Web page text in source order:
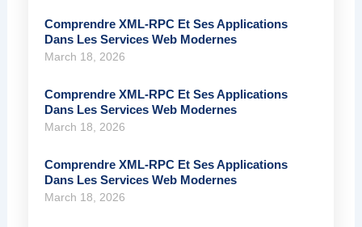
Comprendre XML-RPC Et Ses Applications
Dans Les Services Web Modernes
March 18, 2026
Comprendre XML-RPC Et Ses Applications
Dans Les Services Web Modernes
March 18, 2026
Comprendre XML-RPC Et Ses Applications
Dans Les Services Web Modernes
March 18, 2026